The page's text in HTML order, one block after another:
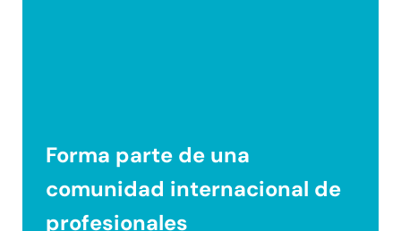
Forma parte de una
comunidad internacional de
profesionales